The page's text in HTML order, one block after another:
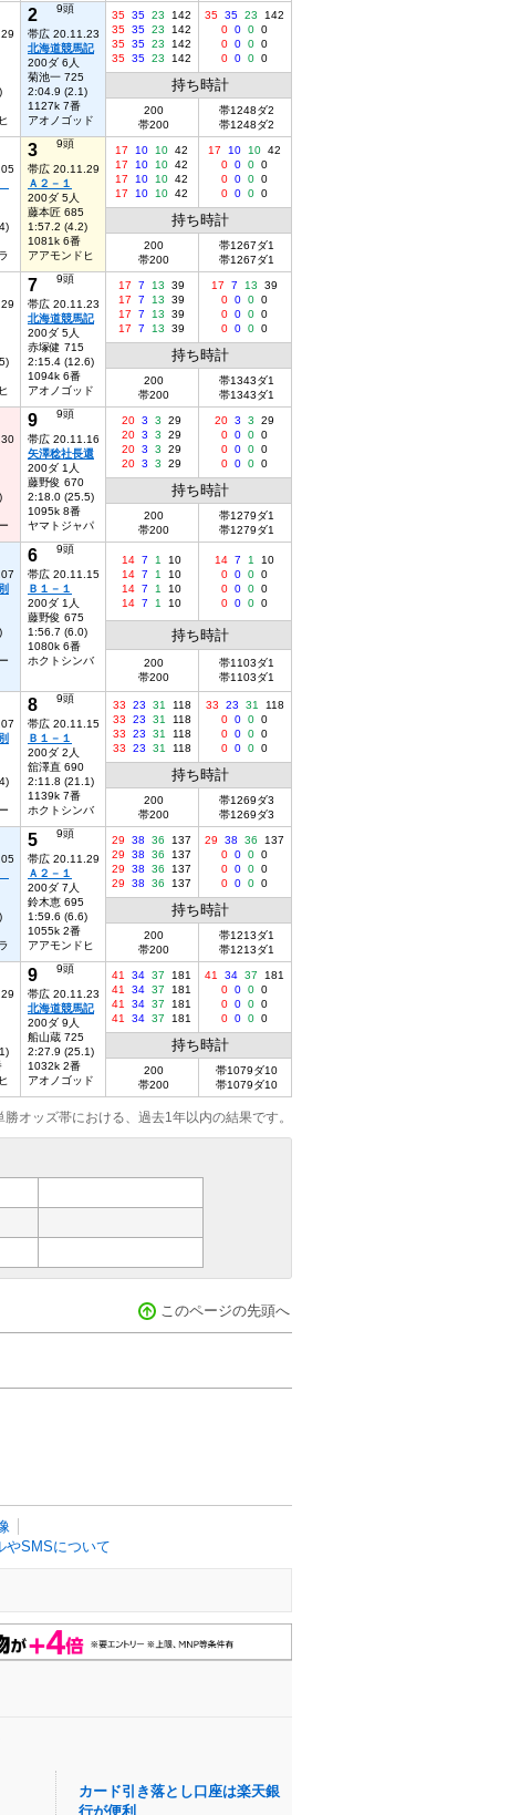
2 9頭
帯広 20.11.23
北海道競馬記
200ダ 6人
菊池一 725
2:04.9 (2.1)
1127k 7番
アオノゴッド
35 35 23
142
35 35 23
142
35 35 23
142
35 35 23 142
35 35 23
142
0 0 0 0
0 0 0 0
0 0 0 0
持ち時計
200
帯200
帯1248ダ2
帯1248ダ2
3 9頭
帯広 20.11.29
Ａ２－１
200ダ 5人
藤本匠 685
1:57.2 (4.2)
1081k 6番
アアモンドヒ
17 10 10 42
17
10 10 42
17
10 10 42
17
10 10 42
17 10 10 42
0 0 0 0
0 0 0 0
0 0 0 0
持ち時計
200
帯200
帯1267ダ1
帯1267ダ1
7 9頭
帯広 20.11.23
北海道競馬記
200ダ 5人
赤塚健 715
2:15.4 (12.6)
1094k 6番
アオノゴッド
17 7 13
39
17
7 13
39
17
7 13
39
17
7 13 39
17 7 13
39
0 0 0 0
0 0 0 0
0 0 0 0
持ち時計
200
帯200
帯1343ダ1
帯1343ダ1
9 9頭
帯広 20.11.16
矢澤稔社長還
200ダ 1人
藤野俊 670
2:18.0 (25.5)
1095k 8番
ヤマトジャパ
20 3 3
29
20 3 3
29
20 3 3
29
20 3 3 29
20 3 3
29
0 0 0 0
0 0 0 0
0 0 0 0
持ち時計
200
帯200
帯1279ダ1
帯1279ダ1
6 9頭
帯広 20.11.15
Ｂ１－１
200ダ 1人
藤野俊 675
1:56.7 (6.0)
1080k 6番
ホクトシンバ
14 7 1
10
14 7 1
10
14 7 1
10
14 7 1 10
14 7 1
10
0 0 0 0
0 0 0 0
0 0 0 0
持ち時計
200
帯200
帯1103ダ1
帯1103ダ1
8 9頭
帯広 20.11.15
Ｂ１－１
200ダ 2人
舘澤直 690
2:11.8 (21.1)
1139k 7番
ホクトシンバ
33 23 31
118
33
23 31
118
33
23 31
118
33
23 31 118
33 23 31
118
0 0 0 0
0 0 0 0
0 0 0 0
持ち時計
200
帯200
帯1269ダ3
帯1269ダ3
5 9頭
帯広 20.11.29
Ａ２－１
200ダ 7人
鈴木恵 695
1:59.6 (6.6)
1055k 2番
アアモンドヒ
29 38 36
137
29
38 36
137
29
38 36
137
29
38 36 137
29 38 36
137
0 0 0 0
0 0 0 0
0 0 0 0
持ち時計
200
帯200
帯1213ダ1
帯1213ダ1
9 9頭
帯広 20.11.23
北海道競馬記
200ダ 9人
船山蔵 725
2:27.9 (25.1)
1032k 2番
アオノゴッド
41 34 37
181
41
34 37
181
41
34 37
181
41
34 37 181
41 34 37
181
0 0 0 0
0 0 0 0
0 0 0 0
持ち時計
200
帯200
帯1079ダ10
帯1079ダ10
オッズ帯における、過去1年以内の結果です。
このページの先頭へ
やSMSについて
カード引き落とし口座は楽天銀
行が便利